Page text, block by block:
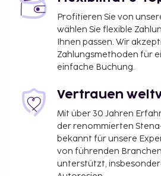
Profitieren Sie von
wählen Sie flexible
Ihnen passen. Wir
Zahlungsmethoden für
einfache Buchung.
Vertrauen
Mit über 30 Jahren
der renommierten
bekannt für unsere
von führenden
unterstützt,